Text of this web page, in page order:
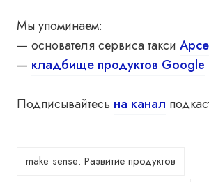
Мы упоминаем:
— основателя сервиса такси
— кладбище продуктов Google
Подписывайтесь на канал
make sense: Развитие продуктов